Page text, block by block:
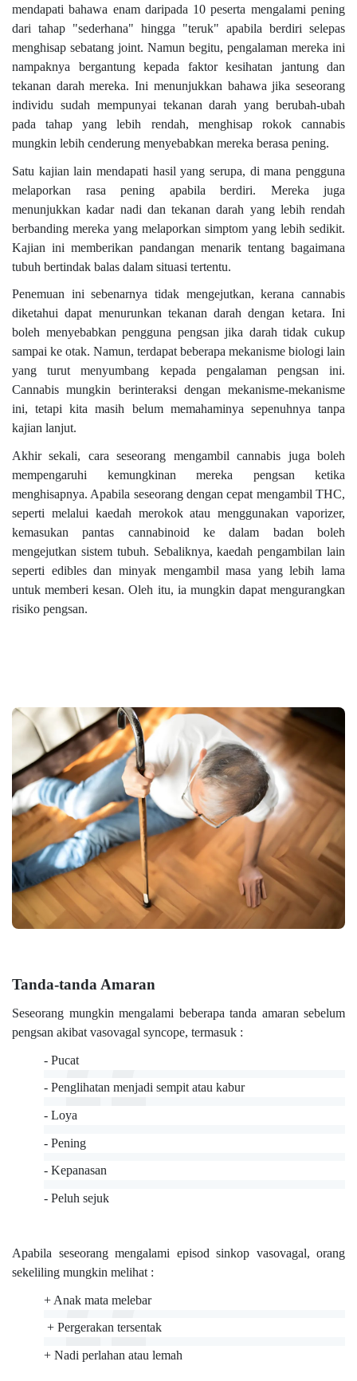
mendapati bahawa enam daripada 10 peserta mengalami pening
dari tahap "sederhana" hingga "teruk" apabila berdiri selepas
menghisap sebatang joint. Namun begitu, pengalaman mereka ini
nampaknya bergantung kepada faktor kesihatan jantung dan
tekanan darah mereka. Ini menunjukkan bahawa jika seseorang
individu sudah mempunyai tekanan darah yang berubah-ubah
pada tahap yang lebih rendah, menghisap rokok cannabis
mungkin lebih cenderung menyebabkan mereka berasa pening.
Satu kajian lain mendapati hasil yang serupa, di mana pengguna
melaporkan rasa pening apabila berdiri. Mereka juga
menunjukkan kadar nadi dan tekanan darah yang lebih rendah
berbanding mereka yang melaporkan simptom yang lebih sedikit.
Kajian ini memberikan pandangan menarik tentang bagaimana
tubuh bertindak balas dalam situasi tertentu.
Penemuan ini sebenarnya tidak mengejutkan, kerana cannabis
diketahui dapat menurunkan tekanan darah dengan ketara. Ini
boleh menyebabkan pengguna pengsan jika darah tidak cukup
sampai ke otak. Namun, terdapat beberapa mekanisme biologi lain
yang turut menyumbang kepada pengalaman pengsan ini.
Cannabis mungkin berinteraksi dengan mekanisme-mekanisme
ini, tetapi kita masih belum memahaminya sepenuhnya tanpa
kajian lanjut.
Akhir sekali, cara seseorang mengambil cannabis juga boleh
mempengaruhi kemungkinan mereka pengsan ketika
menghisapnya. Apabila seseorang dengan cepat mengambil THC,
seperti melalui kaedah merokok atau menggunakan vaporizer,
kemasukan pantas cannabinoid ke dalam badan boleh
mengejutkan sistem tubuh. Sebaliknya, kaedah pengambilan lain
seperti edibles dan minyak mengambil masa yang lebih lama
untuk memberi kesan. Oleh itu, ia mungkin dapat mengurangkan
risiko pengsan.
Tanda-tanda Amaran
Seseorang mungkin mengalami beberapa tanda amaran sebelum
pengsan akibat vasovagal syncope, termasuk :
- Pucat
- Penglihatan menjadi sempit atau kabur
- Loya
- Pening
- Kepanasan
- Peluh sejuk
Apabila seseorang mengalami episod sinkop vasovagal, orang
sekeliling mungkin melihat :
+ Anak mata melebar
+ Pergerakan tersentak
+ Nadi perlahan atau lemah